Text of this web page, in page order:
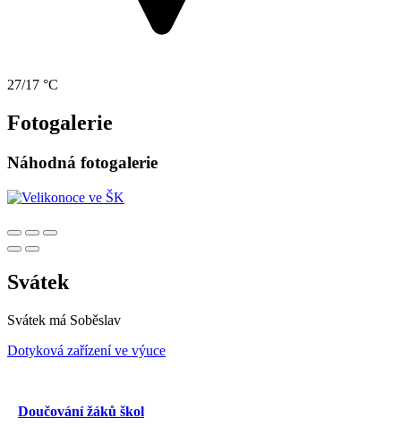
27/17 °C
Fotogalerie
Náhodná fotogalerie
Svátek
Svátek má Soběslav
Dotyková zařízení ve výuce
Doučování žáků škol